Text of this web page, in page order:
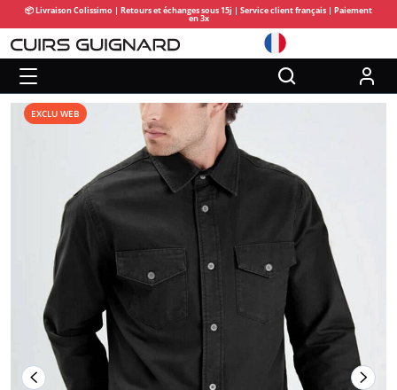
📦 Livraison Colissimo | Retours et échanges sous 15j | Service client français | Paiement
en 3x
EXCLU WEB